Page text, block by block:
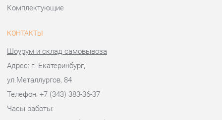
Часы работы:
Отправить сообщение